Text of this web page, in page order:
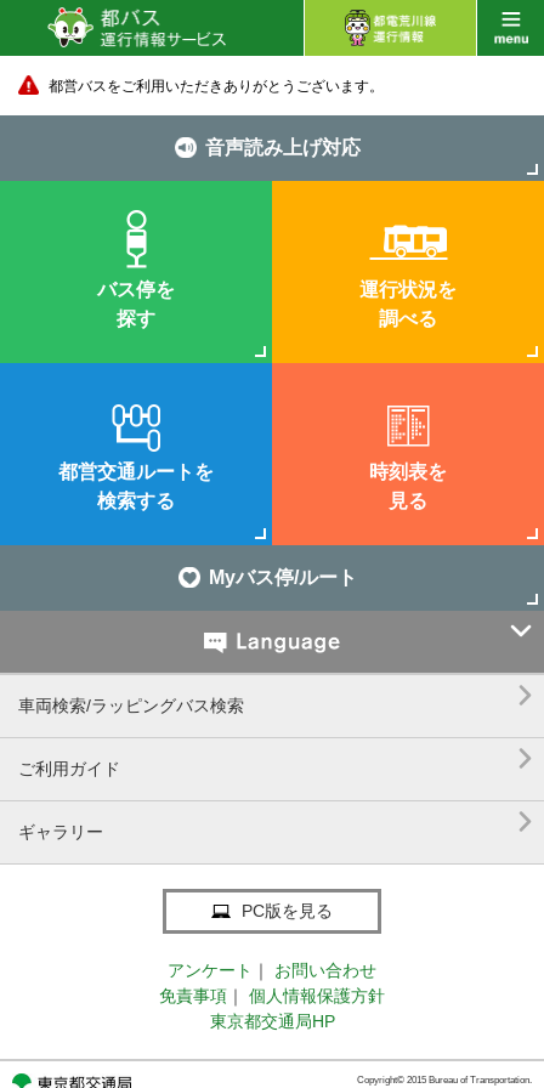
都営バスをご利用いただきありがとうございます。
音声読み上げ対応
バス停を
探す
運行状況を
調べる
都営交通ルートを
検索する
時刻表を
見る
Myバス停/ルート

車両検索/ラッピングバス検索 
ご利用ガイド 
ギャラリー 
PC版を見る
アンケート ｜
お問い合わせ
免責事項 ｜
個人情報保護方針
東京都交通局HP
Copyright© 2015 Bureau of Transportation.